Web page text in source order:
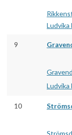
Ludvika
9
Ludvika
10